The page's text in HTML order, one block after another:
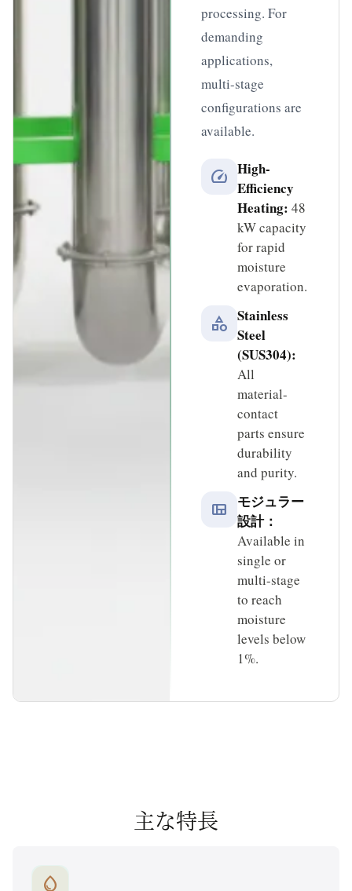
processing. For
demanding
applications,
multi-stage
configurations are
available.
speed High-
Efficiency
Heating: 48
kW capacity
for rapid
moisture
evaporation.
category Stainless
Steel
(SUS304):
All
material-
contact
parts ensure
durability
and purity.
view_quilt モジュラー
設計：
Available in
single or
multi-stage
to reach
moisture
levels below
1%.
主な特長
water_drop